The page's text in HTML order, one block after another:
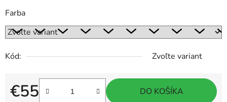
Farba
Kód: Zvoľte variant
€55 DO KOŠÍKA